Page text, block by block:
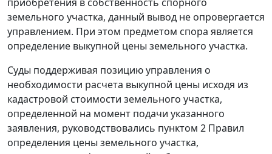
земельного участка, данный вывод не опровергается
управлением. При этом предметом спора является
определение выкупной цены земельного участка.
Суды поддерживая позицию управления о
необходимости расчета выкупной цены исходя из
кадастровой стоимости земельного участка,
определенной на момент подачи указанного
заявления, руководствовались пунктом 2 Правил
определения цены земельного участка,